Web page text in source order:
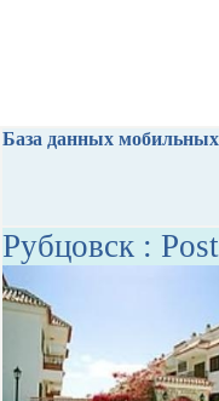
База данных
Рубцовск :